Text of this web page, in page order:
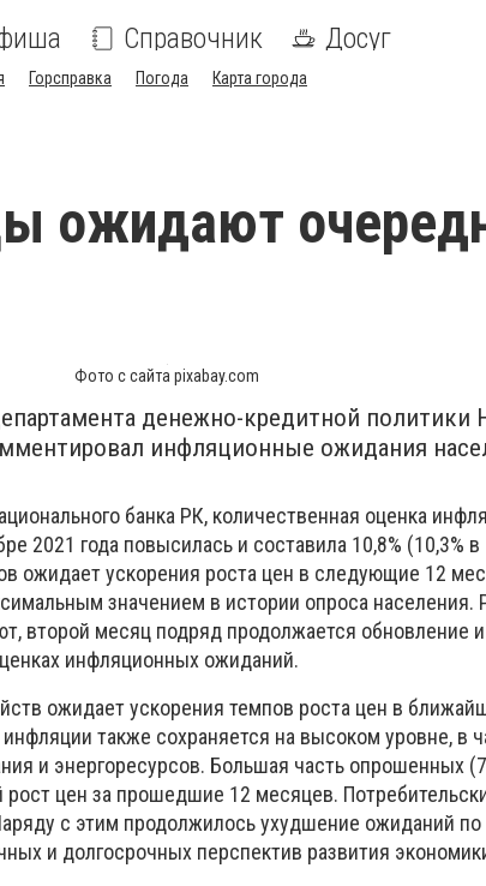
Справочник Досуг
Горсправка Погода Карта города
ожидают
Фото с сайта pixabay.com
денежно-кредитной политики
инфляционные ожидания
банка РК, количественная оценка
2021 года повысилась и составила 10,8% (10,3%
ожидает ускорения роста цен в следующие 12
значением в истории опроса населения.
второй месяц подряд продолжается обновление
инфляционных ожиданий.
ожидает ускорения темпов роста цен в
также сохраняется на высоком уровне, в
и энергоресурсов. Большая часть опрошенных
цен за прошедшие 12 месяцев.
с этим продолжилось ухудшение ожиданий
и долгосрочных перспектив развития